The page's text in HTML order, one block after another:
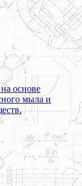
основе
мыла и